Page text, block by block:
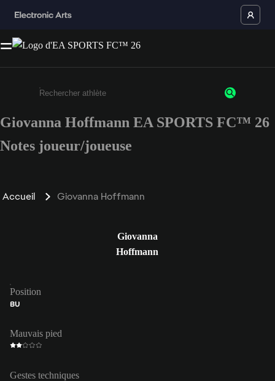
Saisissez au moins 3 caractères ou chiffres.
Giovanna Hoffmann EA SPORTS FC™ 26
Notes joueur/joueuse
Accueil Giovanna Hoffmann
Giovanna
Hoffmann
Position
BU
Mauvais pied
Gestes techniques